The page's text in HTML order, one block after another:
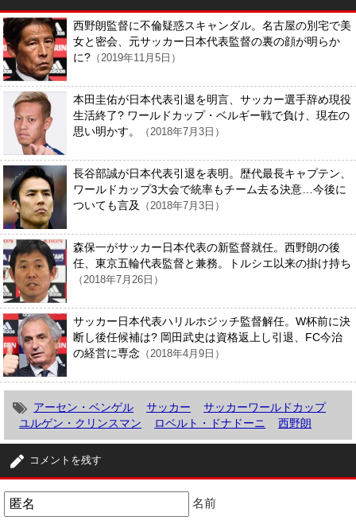
西野朗監督に不倫疑惑スキャンダル。名古屋の別宅で美
女と密会、元サッカー日本代表監督の裏の顔が明らか
に? （2019年11月5日）
本田圭佑が日本代表引退を明言、サッカー選手辞め現役
生活終了? ワールドカップ・ベルギー戦で負け、現在の
思い明かす。
（2018年7月3日）
長谷部誠が日本代表引退を表明。歴代最長キャプテン、
ワールドカップ3大会で統率もチーム去る決意…今後に
ついても言及
（2018年7月3日）
森保一がサッカー日本代表の新監督就任。西野朗の後
任、東京五輪代表監督と兼務。トルシエ以来の掛け持ち
（2018年7月26日）
サッカー日本代表ハリルホジッチ監督解任。W杯前に決
断し後任候補は? 岡田武史は資格返上し引退、FC今治
の経営に専念 （2018年4月9日）
アーセン・ベンゲル サッカー
サッカーワールドカップ
ユルゲン・クリンスマン
ロベルト・ドナドーニ 西野朗
コメントを残す
名前